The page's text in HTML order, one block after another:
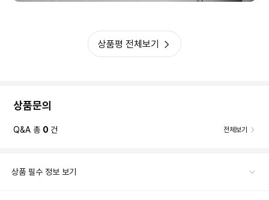
상품평 전체보기
상품문의
Q&A 총 0 건 전체보기
상품 필수 정보 보기